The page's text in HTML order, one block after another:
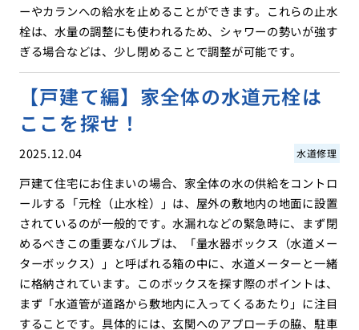
ーやカランへの給水を止めることができます。これらの止水
栓は、水量の調整にも使われるため、シャワーの勢いが強す
ぎる場合などは、少し閉めることで調整が可能です。
【戸建て編】家全体の水道元栓は
ここを探せ！
2025.12.04 水道修理
戸建て住宅にお住まいの場合、家全体の水の供給をコントロ
ールする「元栓（止水栓）」は、屋外の敷地内の地面に設置
されているのが一般的です。水漏れなどの緊急時に、まず閉
めるべきこの重要なバルブは、「量水器ボックス（水道メー
ターボックス）」と呼ばれる箱の中に、水道メーターと一緒
に格納されています。このボックスを探す際のポイントは、
まず「水道管が道路から敷地内に入ってくるあたり」に注目
することです。具体的には、玄関へのアプローチの脇、駐車